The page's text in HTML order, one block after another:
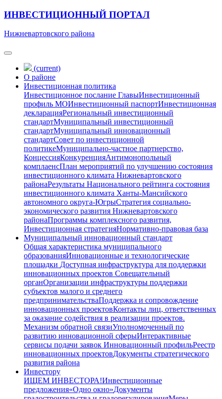
ИНВЕСТИЦИОННЫЙ ПОРТАЛ
Нижневартовского района
(current)
О районе
Инвестиционная политика
Инвестиционное послание ГлавыИнвестиционный
профиль МОИнвестиционный паспортИнвестиционная
декларацияРегиональный инвестиционный
стандартМуниципальный инвестиционный
стандартМуниципальный инновационный
стандартСовет по инвестиционной
политикеМуниципально-частное партнерство,
КонцессияКонкуренцияАнтимонопольный
комплаенсПлан мероприятий по улучшению состояния
инвестиционного климата Нижневартовского
районаРезультаты Национального рейтинга состояния
инвестиционного климата Ханты-Мансийского
автономного округа-ЮгрыСтратегия социально-
экономического развития Нижневартовского
районаПрограммы комплексного развития,
Инвестиционная стратегияНормативно-правовая база
Муниципальный инновационный стандарт
Общая характеристика муниципального
образованияИнновационные и технологические
площадки Доступная инфраструктура для поддержки
инновационных проектов Совещательный
органОрганизации инфраструктуры поддержки
субъектов малого и среднего
предпринимательстваПоддержка и сопровождение
инновационных проектовКонтакты лиц, ответственных
за оказание содействия в реализации проектов.
Механизм обратной связиУполномоченный по
развитию инновационной сферыИнтерактивные
сервисы подачи заявок Инновационный профильРеестр
инновационных проектовДокументы стратегического
развития района
Инвестору
ИЩЕМ ИНВЕСТОРА!Инвестиционные
предложения«Одно окно»Документы